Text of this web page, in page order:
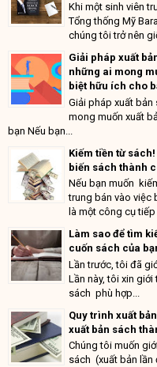
Khi một sinh viên
Tổng thống Mỹ
chúng tôi trở nên
Giải pháp xuất
những ai mong
biệt hữu ích cho
Giải pháp xuất
mong muốn xuất
bạn Nếu bạn...
Kiếm tiền từ
biến sách thành
Nếu bạn muốn
trung bán vào việc
là một công cụ tiếp
Làm sao để tìm
cuốn sách của
Lần trước, tôi đã
Lần này, tôi xin
sách phù hợp...
Quy trình xuất
xuất bản sách
Chúng tôi muốn
sách (xuất bản lần